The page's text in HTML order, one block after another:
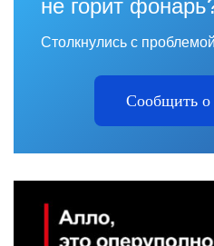
не горит
Столкнулись с
Сообщить о